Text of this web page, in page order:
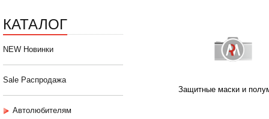
КАТАЛОГ
NEW Новинки
Sale Распродажа
Автолюбителям
Защитные маски и